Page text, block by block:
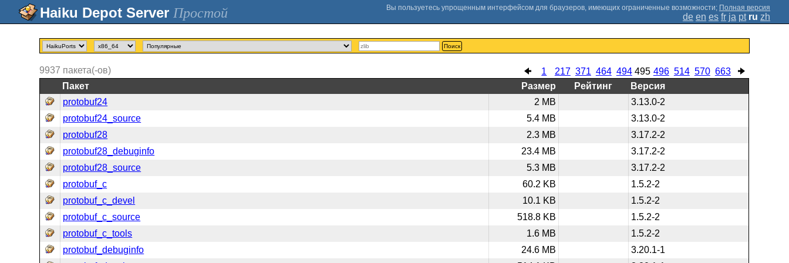
Простой ; Полная версия
de en es fr ja pt ru zh
Поиск
1 217 371 464 494 495 496 514 570 663
9937 пакета(-ов)
Пакет
Размер Рейтинг
Версия
protobuf24
2 MB
3.13.0-2
protobuf24_source
5.4 MB
3.13.0-2
protobuf28
2.3 MB
3.17.2-2
protobuf28_debuginfo
23.4 MB
3.17.2-2
protobuf28_source
5.3 MB
3.17.2-2
protobuf_c
60.2 KB
1.5.2-2
protobuf_c_devel
10.1 KB
1.5.2-2
protobuf_c_source
518.8 KB
1.5.2-2
protobuf_c_tools
1.6 MB
1.5.2-2
protobuf_debuginfo
24.6 MB
3.20.1-1